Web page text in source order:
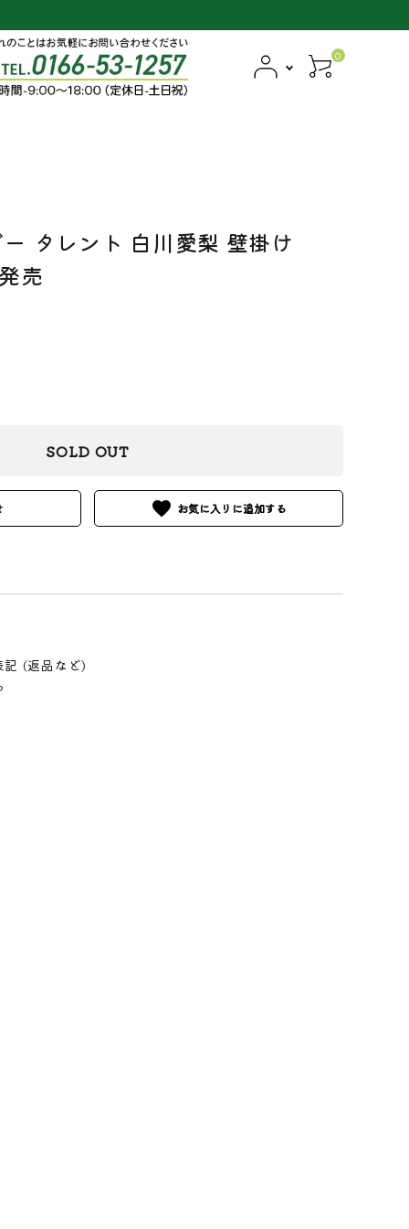
0
タレント 白川愛梨 壁掛け
売
SOLD OUT
favorite
記 (返品など)